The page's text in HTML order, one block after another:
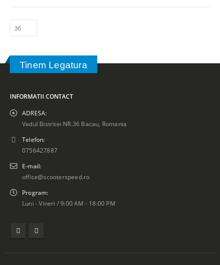
Tinem Legatura
INFORMATII CONTACT
ADRESA:
Vadul Bistritei NR.36 Bacau, Romania
Telefon:
0756427887
E-mail:
office@scooterspeed.ro
Program:
Luni - Vineri / 9:00 AM - 18:00 PM